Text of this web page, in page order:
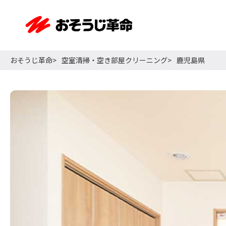
おそうじ革命 空室清掃・空き部屋クリーニング 鹿児島県